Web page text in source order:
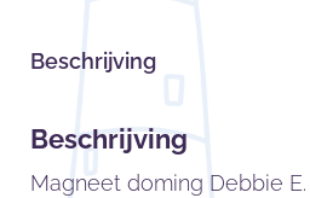
Beschrijving
Beschrijving
Magneet doming Debbie